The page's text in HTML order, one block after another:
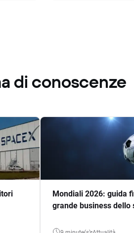
di conoscenze
Mondiali 2026: guida
grande business dello